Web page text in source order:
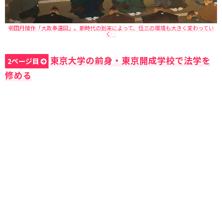
邨田丹陵作「大政奉還図」。新時代の到来によって、任三の環境も大きく変わってい
く…
2ページ目
東京大学の前身・東京開成学校で法学を
修める